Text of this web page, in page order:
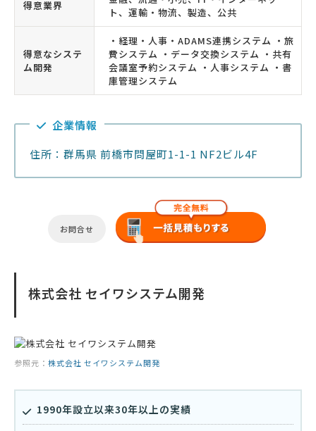
得意業界
ト、運輸・物流、製造、公共
得意なシステ
ム開発
・経理・人事・ADAMS連携システム ・旅
費システム ・データ交換システム ・共有
会議室予約システム ・人事システム ・書
庫管理システム
企業情報
住所：群馬県 前橋市問屋町1-1-1 NF2ビル4F
お問合せ
株式会社 セイワシステム開発
参照元： 株式会社 セイワシステム開発
1990年設立以来30年以上の実績